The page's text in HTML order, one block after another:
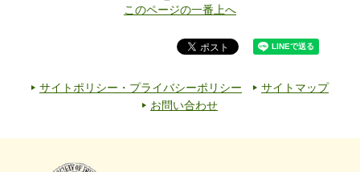
このページの一番上へ
サイトポリシー・プライバシーポリシー
サイトマップ
お問い合わせ